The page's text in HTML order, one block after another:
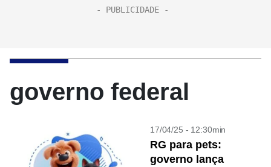
governo federal
17/04/25 - 12:30min
RG para pets:
governo lança